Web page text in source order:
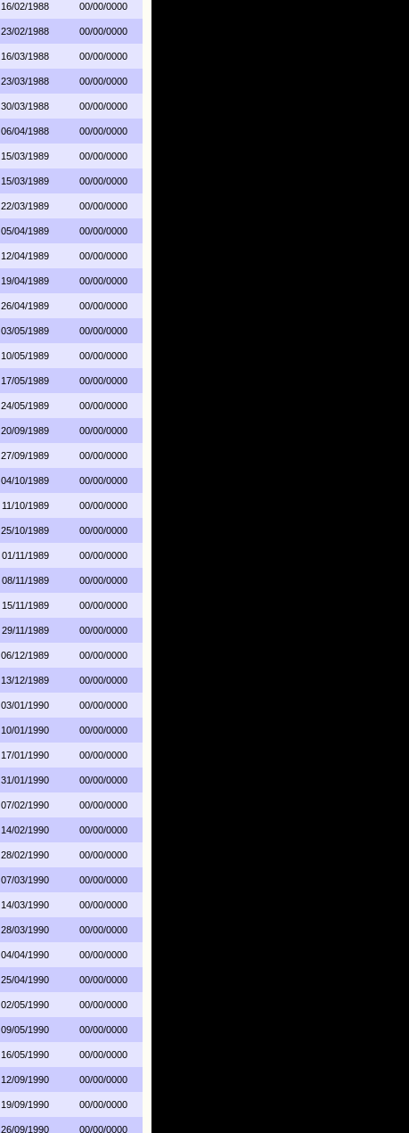
16/02/1988
00/00/0000
23/02/1988
00/00/0000
16/03/1988
00/00/0000
23/03/1988
00/00/0000
30/03/1988
00/00/0000
06/04/1988
00/00/0000
15/03/1989
00/00/0000
15/03/1989
00/00/0000
22/03/1989
00/00/0000
05/04/1989
00/00/0000
12/04/1989
00/00/0000
19/04/1989
00/00/0000
26/04/1989
00/00/0000
03/05/1989
00/00/0000
10/05/1989
00/00/0000
17/05/1989
00/00/0000
24/05/1989
00/00/0000
20/09/1989
00/00/0000
27/09/1989
00/00/0000
04/10/1989
00/00/0000
11/10/1989
00/00/0000
25/10/1989
00/00/0000
01/11/1989
00/00/0000
08/11/1989
00/00/0000
15/11/1989
00/00/0000
29/11/1989
00/00/0000
06/12/1989
00/00/0000
13/12/1989
00/00/0000
03/01/1990
00/00/0000
10/01/1990
00/00/0000
17/01/1990
00/00/0000
31/01/1990
00/00/0000
07/02/1990
00/00/0000
14/02/1990
00/00/0000
28/02/1990
00/00/0000
07/03/1990
00/00/0000
14/03/1990
00/00/0000
28/03/1990
00/00/0000
04/04/1990
00/00/0000
25/04/1990
00/00/0000
02/05/1990
00/00/0000
09/05/1990
00/00/0000
16/05/1990
00/00/0000
12/09/1990
00/00/0000
19/09/1990
00/00/0000
26/09/1990
00/00/0000